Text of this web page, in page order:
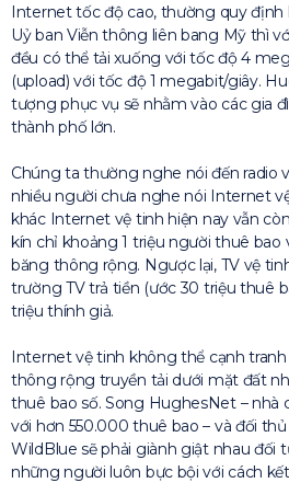
Internet tốc độ cao, thường quy định
Uỷ ban Viễn thông liên bang Mỹ thì
đều có thể tải xuống với tốc độ 4
(upload) với tốc độ 1 megabit/giây.
tượng phục vụ sẽ nhằm vào các gia
thành phố lớn.
Chúng ta thường nghe nói đến radio
nhiều người chưa nghe nói Internet
khác Internet vệ tinh hiện nay vẫn
kín chỉ khoảng 1 triệu người thuê
băng thông rộng. Ngược lại, TV vệ
trường TV trả tiền (ước 30 triệu thuê
triệu thính giả.
Internet vệ tinh không thể cạnh
thông rộng truyền tải dưới mặt đất
thuê bao số. Song HughesNet – nhà
với hơn 550.000 thuê bao – và đối
WildBlue sẽ phải giành giật nhau đối
những người luôn bực bội với cách